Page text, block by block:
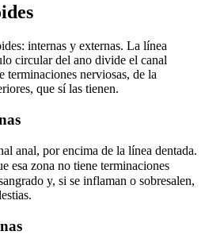
internas y externas. La línea
circular del ano divide el canal
terminaciones nerviosas, de la
que sí las tienen.
anal, por encima de la línea dentada.
esa zona no tiene terminaciones
y, si se inflaman o sobresalen,